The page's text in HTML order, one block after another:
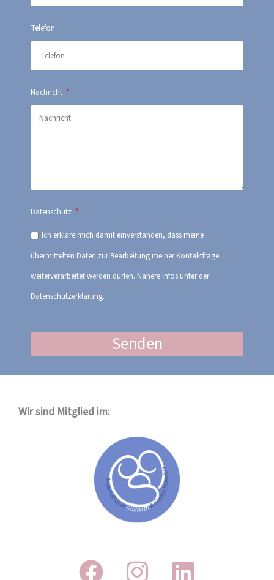
Telefon
Nachricht
Datenschutz
Ich erkläre mich damit einverstanden, dass meine
übermittelten Daten zur Bearbeitung meiner Kontaktfrage
weiterverarbeitet werden dürfen. Nähere Infos unter der
Datenschutzerklärung.
Senden
Wir sind Mitglied im: